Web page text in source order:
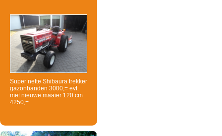
Super nette Shibaura trekker
gazonbanden 3000,= evt.
met nieuwe maaier 120 cm
4250,=